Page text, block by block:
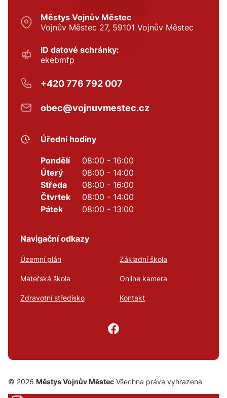
Městys Vojnův Městec
Vojnův Městec 27, 59101 Vojnův Městec
ID datové schránky:
ekebmfp
+420 776 792 007
obec@vojnuvmestec.cz
Úřední hodiny
Pondělí
08:00 - 16:00
Úterý
08:00 - 14:00
Středa
08:00 - 16:00
Čtvrtek
08:00 - 14:00
Pátek
08:00 - 13:00
Navigační odkazy
Územní plán Základní škola
Mateřská škola Online kamera
Zdravotní středisko Kontakt
© 2026 Městys Vojnův Městec Všechna práva vyhrazena